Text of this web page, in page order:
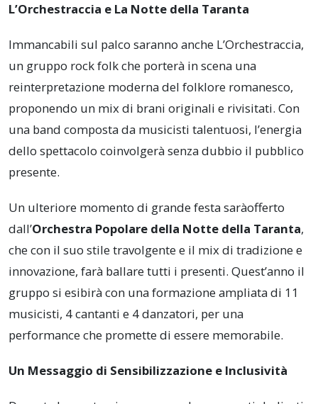
L’Orchestraccia e La Notte della Taranta
Immancabili sul palco saranno anche L’Orchestraccia,
un gruppo rock folk che porterà in scena una
reinterpretazione moderna del folklore romanesco,
proponendo un mix di brani originali e rivisitati. Con
una band composta da musicisti talentuosi, l’energia
dello spettacolo coinvolgerà senza dubbio il pubblico
presente.
Un ulteriore momento di grande festa saràofferto
dall’Orchestra Popolare della Notte della Taranta,
che con il suo stile travolgente e il mix di tradizione e
innovazione, farà ballare tutti i presenti. Quest’anno il
gruppo si esibirà con una formazione ampliata di 11
musicisti, 4 cantanti e 4 danzatori, per una
performance che promette di essere memorabile.
Un Messaggio di Sensibilizzazione e Inclusività